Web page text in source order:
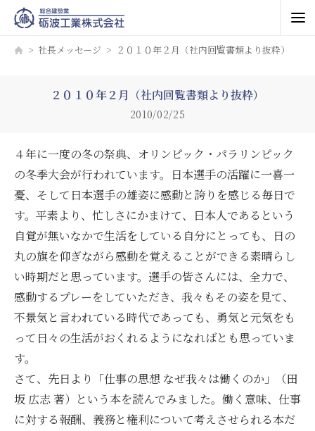
社長メッセージ ２０１０年２月（社内回覧書類より抜粋）
２０１０年２月（社内回覧書類より抜粋）
2010/02/25
４年に一度の冬の祭典、オリンピック・パラリンピック
の冬季大会が行われています。日本選手の活躍に一喜一
憂、そして日本選手の雄姿に感動と誇りを感じる毎日で
す。平素より、忙しさにかまけて、日本人であるという
自覚が無いなかで生活をしている自分にとっても、日の
丸の旗を仰ぎながら感動を覚えることができる素晴らし
い時期だと思っています。選手の皆さんには、全力で、
感動するプレーをしていただき、我々もその姿を見て、
不景気と言われている時代であっても、勇気と元気をも
って日々の生活がおくれるようになればとも思っていま
す。
さて、先日より「仕事の思想 なぜ我々は働くのか」（田
坂 広志 著）という本を読んでみました。働く意味、仕事
に対する報酬、義務と権利について考えさせられる本だ